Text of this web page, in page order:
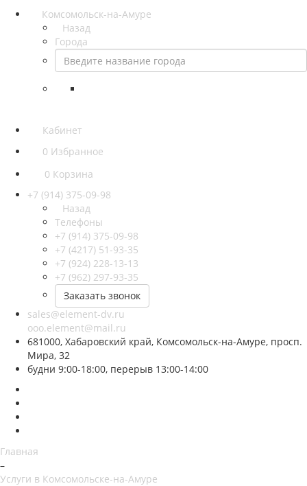
Комсомольск-на-Амуре
Назад
Города
Кабинет
0 Избранное
0 Корзина
+7 (914) 375-09-98
Назад
Телефоны
+7 (914) 375-09-98
+7 (4217) 51-93-35
+7 (924) 228-13-13
+7 (962) 297-93-35
Заказать звонок
sales@element-dv.ru
ooo.element@mail.ru
681000, Хабаровский край, Комсомольск-на-Амуре, просп.
Мира, 32
будни 9:00-18:00, перерыв 13:00-14:00
Главная
–
Услуги в Комсомольске-на-Амуре